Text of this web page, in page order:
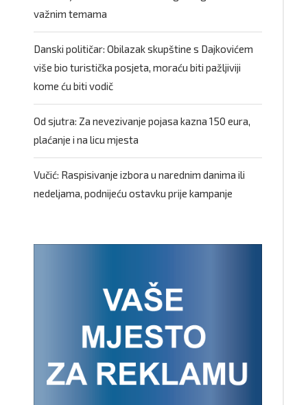
važnim temama
Danski političar: Obilazak skupštine s Dajkovićem
više bio turistička posjeta, moraću biti pažljiviji
kome ću biti vodič
Od sjutra: Za nevezivanje pojasa kazna 150 eura,
plaćanje i na licu mjesta
Vučić: Raspisivanje izbora u narednim danima ili
nedeljama, podnijeću ostavku prije kampanje